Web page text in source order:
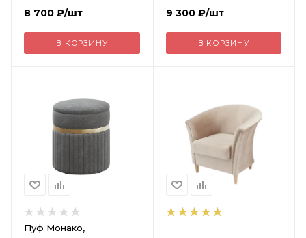
8 700 ₽/шт
В КОРЗИНУ
9 300₽/шт
В КОРЗИНУ
Пуф Монако,